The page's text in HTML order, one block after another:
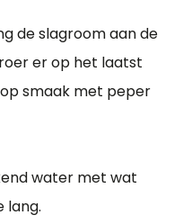
de slagroom aan de
er op het laatst
smaak met peper
water met wat
lang.